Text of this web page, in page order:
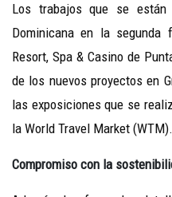
Los trabajos que se están
Dominicana en la segunda
Resort, Spa & Casino de
de los nuevos proyectos en
las exposiciones que se
la World Travel Market (WTM).
Compromiso con la